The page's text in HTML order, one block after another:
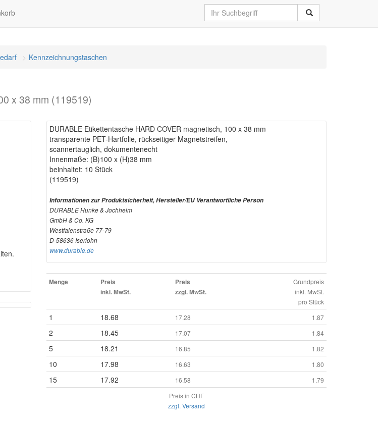
Kennzeichnungstaschen
x 38 mm (119519)
DURABLE Etikettentasche HARD COVER magnetisch, 100 x 38 mm
transparente PET-Hartfolie, rückseitiger Magnetstreifen,
scannertauglich, dokumentenecht
Innenmaße: (B)100 x (H)38 mm
beinhaltet: 10 Stück
(119519)
Informationen zur Produktsicherheit, Hersteller/EU Verantwortliche Person
DURABLE Hunke & Jochheim
GmbH & Co. KG
Westfalenstraße 77-79
D-58636 Iserlohn
www.durable.de
Menge
Preis
inkl. MwSt.
Preis
zzgl. MwSt.
Grundpreis
inkl. MwSt.
pro Stück
1 18.68 17.28 1.87
2 18.45 17.07 1.84
5 18.21 16.85 1.82
10 17.98 16.63 1.80
15 17.92 16.58
1.79
Preis in CHF
zzgl. Versand